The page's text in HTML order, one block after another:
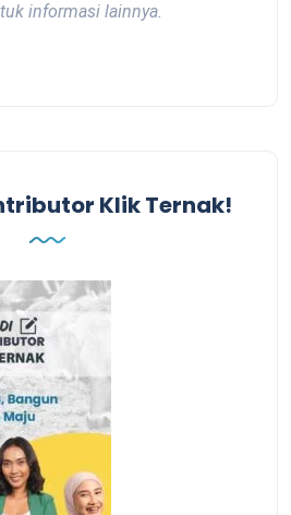
informasi lainnya.
Klik Ternak!